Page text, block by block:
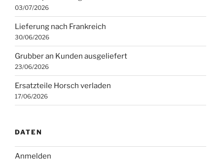
03/07/2026
Lieferung nach Frankreich
30/06/2026
Grubber an Kunden ausgeliefert
23/06/2026
Ersatzteile Horsch verladen
17/06/2026
DATEN
Anmelden